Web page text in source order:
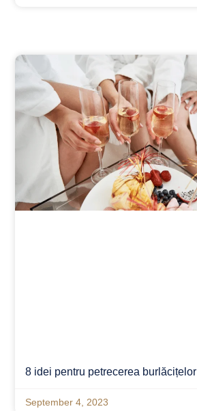
8 idei pentru petrecerea burlăcițelor
September 4, 2023